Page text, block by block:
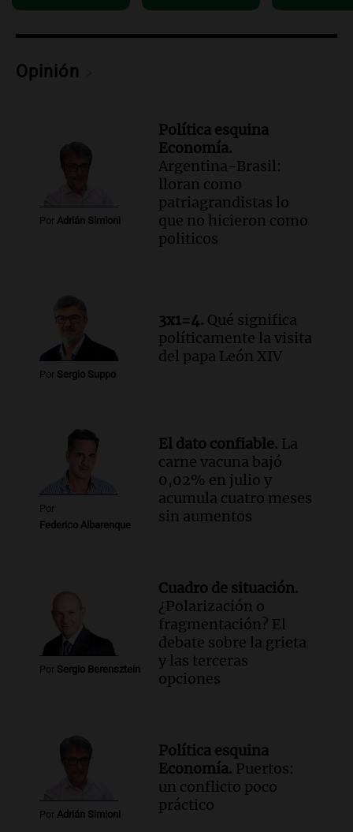
prohíbe el ingreso de servidores urbanos
a los CPC en nueva decisión
Noticias
Opinión
Por Adrián Simioni
Política esquina
Economía.
Argentina-Brasil:
lloran como
patriagrandistas lo
que no hicieron como
politicos
Por Sergio Suppo
3x1=4. Qué significa
políticamente la visita
del papa León XIV
Por
Federico Albarenque
El dato confiable. La
carne vacuna bajó
0,02% en julio y
acumula cuatro meses
sin aumentos
Por Sergio Berensztein
Cuadro de situación.
¿Polarización o
fragmentación? El
debate sobre la grieta
y las terceras
opciones
Por Adrián Simioni
Política esquina
Economía. Puertos:
un conflicto poco
práctico